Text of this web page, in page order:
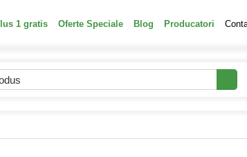
1 gratis Oferte Speciale Blog Producatori